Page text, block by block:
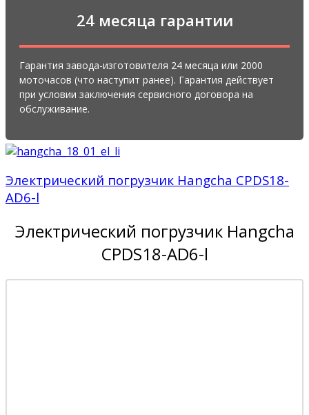
24 месяца гарантии
Гарантия завода-изготовителя 24 месяца или 2000
моточасов (что наступит ранее). Гарантия действует
при условии заключения сервисного договора на
обслуживание.
Электрический погрузчик Hangcha CPDS18-
AD6-l
Электрический погрузчик Hangcha
CPDS18-AD6-l